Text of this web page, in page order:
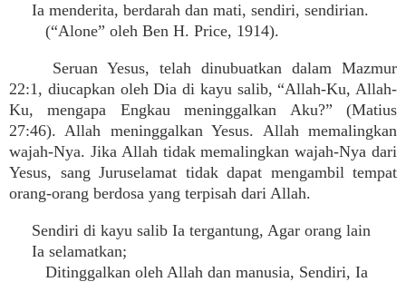
Ia menderita, berdarah dan mati, sendiri, sendirian.
(“Alone” oleh Ben H. Price, 1914).
Seruan Yesus, telah dinubuatkan dalam Mazmur
22:1, diucapkan oleh Dia di kayu salib, “Allah-Ku, Allah-
Ku, mengapa Engkau meninggalkan Aku?” (Matius
27:46). Allah meninggalkan Yesus. Allah memalingkan
wajah-Nya. Jika Allah tidak memalingkan wajah-Nya dari
Yesus, sang Juruselamat tidak dapat mengambil tempat
orang-orang berdosa yang terpisah dari Allah.
Sendiri di kayu salib Ia tergantung, Agar orang lain
Ia selamatkan;
Ditinggalkan oleh Allah dan manusia, Sendiri, Ia